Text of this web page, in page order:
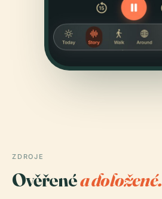
ZDROJE
Ověřenéa doložené.